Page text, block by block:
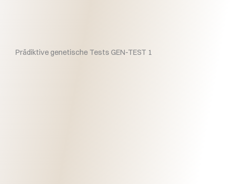
Prädiktive genetische Tests GEN-TEST 1